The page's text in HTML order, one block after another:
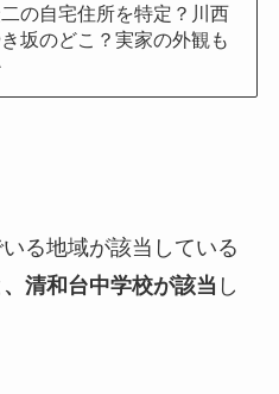
の自宅住所を特定？川西
坂のどこ？実家の外観も
る地域が該当している
清和台中学校が該当 し